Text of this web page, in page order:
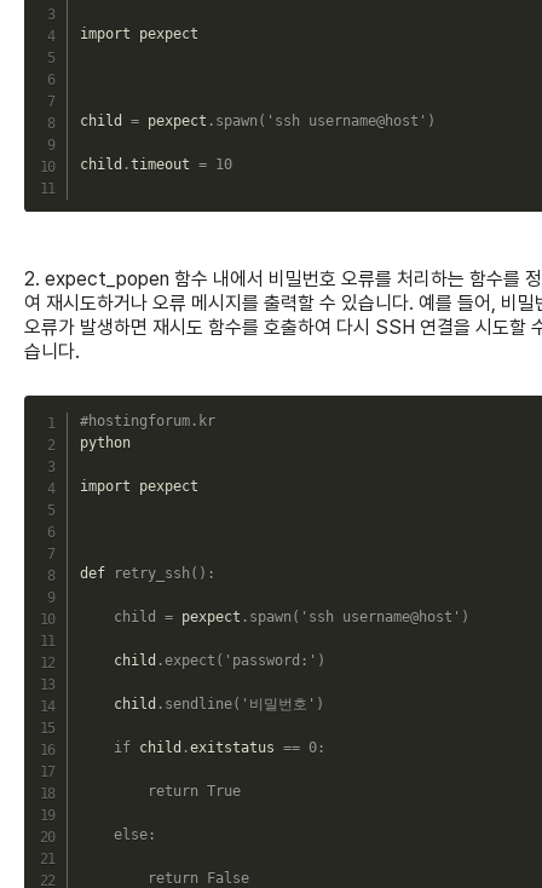
import pexpect
child = pexpect . spawn ( 'ssh username@host' )
child .timeout = 10
2. expect_popen 함수 내에서 비밀번호 오류를 처리하는 함수를
여 재시도하거나 오류 메시지를 출력할 수 있습니다. 예를 들어, 비밀
오류가 발생하면 재시도 함수를 호출하여 다시 SSH 연결을 시도할
습니다.
#hostingforum.kr
python
import pexpect
def retry_ssh ( ) :
child = pexpect . spawn ( 'ssh username@host' )
    child
.expect ( 'password:' )
    child
. sendline( '비밀번호' )
if child .exitstatus == 0:
return True
else:
return False